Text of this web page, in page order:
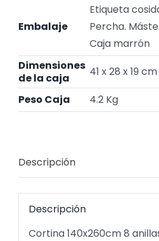
Embalaje
Etiqueta
Percha.
Caja marrón
Dimensiones
de la caja
41 x 28 x 19 cm
Peso Caja
4.2 Kg
Descripción
Descripción
Cortina 140x260cm 8